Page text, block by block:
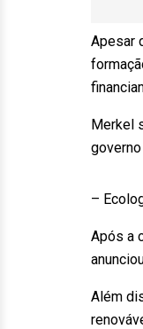
Apesar
Merkel
governo
–
Após a
Além